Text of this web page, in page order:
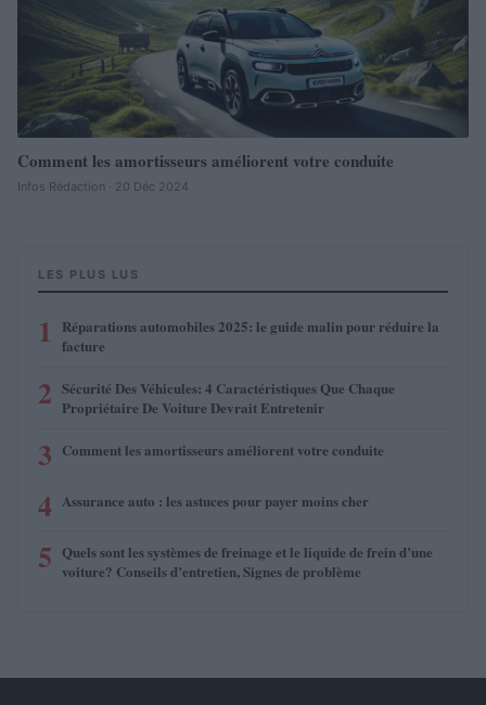
Comment les amortisseurs améliorent votre conduite
Infos Rédaction · 20 Déc 2024
LES PLUS LUS
1
Réparations automobiles 2025: le guide malin pour réduire la
facture
2 Sécurité Des Véhicules: 4 Caractéristiques Que Chaque
Propriétaire De Voiture Devrait Entretenir
3 Comment les amortisseurs améliorent votre conduite
4 Assurance auto : les astuces pour payer moins cher
5 Quels sont les systèmes de freinage et le liquide de frein d’une
voiture? Conseils d’entretien, Signes de problème